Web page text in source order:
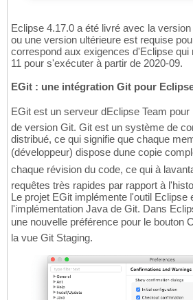
Eclipse 4.17.0 a été livré avec la
ou une version ultérieure est requise
correspond aux exigences d'Eclipse
11 pour s'exécuter à partir de 2020-09.
EGit : une intégration Git pour
EGit est un serveur dEclipse Team
de version Git. Git est un système de
distribué, ce qui signifie que chaque
(développeur) dispose dune copie
chaque révision du code, ce qui à
requêtes très rapides par rapport à
Le projet EGit implémente l'outil Eclipse
l'implémentation Java de Git. Dans
une nouvelle préférence pour le bouton
la vue Git Staging.